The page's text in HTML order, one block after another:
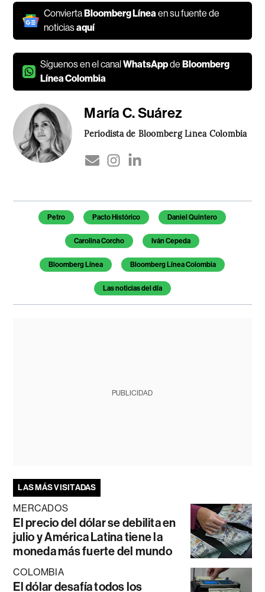
ConviertaBloomberg Líneaen su fuente de
noticiasaquí
Síguenos en el canalWhatsAppdeBloomberg
Línea Colombia
María C. Suárez
Periodista de Bloomberg Línea Colombia
Temas de este artículo
Petro Pacto Histórico Daniel Quintero
Carolina Corcho Iván Cepeda
Bloomberg Línea Bloomberg Línea Colombia
Las noticias del día
PUBLICIDAD
LAS MÁS VISITADAS
MERCADOS
El precio del dólar se debilita en
julio y América Latina tiene la
moneda más fuerte del mundo
COLOMBIA
El dólar desafía todos los